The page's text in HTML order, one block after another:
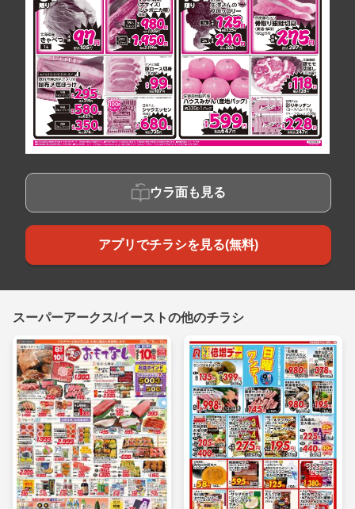
ウラ面も見る
アプリでチラシを見る(無料)
スーパーアークス/イーストの他のチラシ